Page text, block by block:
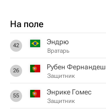
На поле
42 Эндрю
Вратарь
26 Рубен Фернандеш
Защитник
55 Энрике Гомес
Защитник